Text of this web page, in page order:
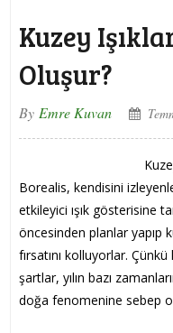
Kuzey
Oluşur?
By Emre Kuvan
Borealis, kendisini
etkileyici ışık gösterisine
öncesinden planlar yapıp
fırsatını kolluyorlar.
şartlar, yılın bazı
doğa fenomenine sebep